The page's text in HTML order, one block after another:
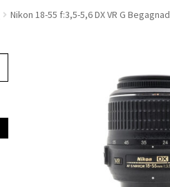
Nikon 18-55 f:3,5-5,6 DX VR G Begagnad